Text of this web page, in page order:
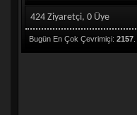
424 Ziyaretçi, 0 Üye
Bugün En Çok Çevrimiçi: 2157